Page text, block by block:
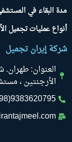
البقاء في
عمليات تجميل
إيران تجميل
العنوان: طهران.
الأرجنتين ،
9383620795(98)